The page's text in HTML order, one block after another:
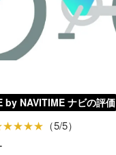
by NAVITIME ナビの評価
（5/5）